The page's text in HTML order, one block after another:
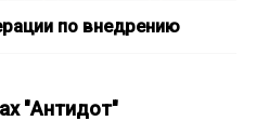
по внедрению
"Антидот"